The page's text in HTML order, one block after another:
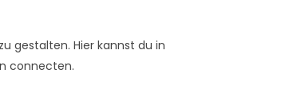
gestalten. Hier kannst du in
connecten.